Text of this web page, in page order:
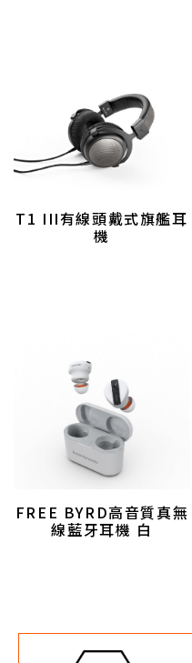
T1 III有線頭戴式旗艦耳
機
FREE BYRD高音質真無
線藍牙耳機 白